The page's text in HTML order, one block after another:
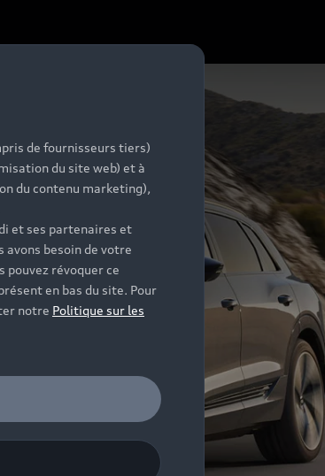
de fournisseurs tiers)
du site web) et à
du contenu marketing),
et ses partenaires et
avons besoin de votre
pouvez révoquer ce
en bas du site. Pour
notre Politique sur les